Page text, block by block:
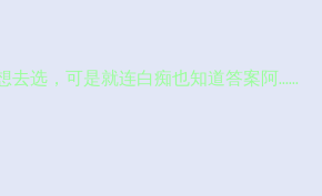
去选，可是就连白痴也知道答案阿……